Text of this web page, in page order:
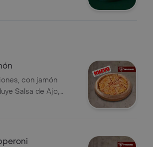
con jamón
Salsa de Ajo,
Roja y